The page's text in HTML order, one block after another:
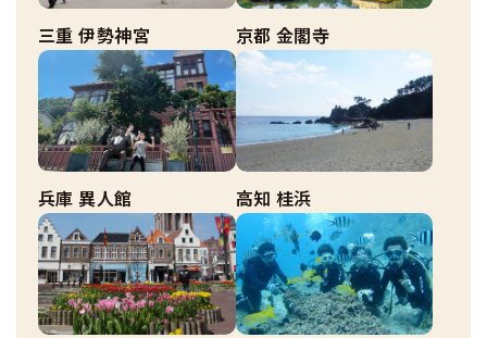
三重 伊勢神宮 京都 金閣寺
兵庫 異人館 高知 桂浜